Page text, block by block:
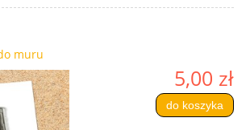
muru
5,00 zł
do koszyka